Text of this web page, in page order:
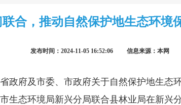
合，推动自然保护地生态环境
发布时间：2024-11-05 16:52:06 信息来源：本网
府及市委、市政府关于自然保护地生态
生态环境局新兴分局联合县林业局在新兴